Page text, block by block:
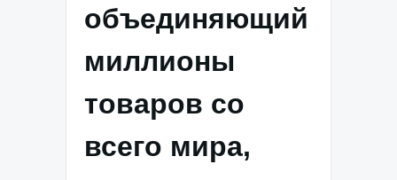
объединяющий
миллионы
товаров со
всего мира,